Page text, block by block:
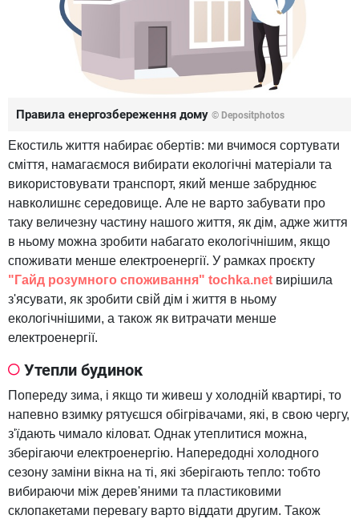
Правила енергозбереження дому © Depositphotos
Екостиль життя набирає обертів: ми вчимося сортувати
сміття, намагаємося вибирати екологічні матеріали та
використовувати транспорт, який менше забруднює
навколишнє середовище. Але не варто забувати про
таку величезну частину нашого життя, як дім, адже життя
в ньому можна зробити набагато екологічнішим, якщо
споживати менше електроенергії. У рамках проєкту
"Гайд розумного споживання" tochka.net вирішила
з'ясувати, як зробити свій дім і життя в ньому
екологічнішими, а також як витрачати менше
електроенергії.
Утепли будинок
Попереду зима, і якщо ти живеш у холодній квартирі, то
напевно взимку рятуєшся обігрівачами, які, в свою чергу,
з'їдають чимало кіловат. Однак утеплитися можна,
зберігаючи електроенергію. Напередодні холодного
сезону заміни вікна на ті, які зберігають тепло: тобто
вибираючи між дерев'яними та пластиковими
склопакетами перевагу варто віддати другим. Також